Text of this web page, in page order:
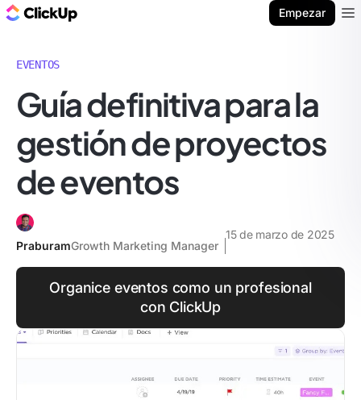
Empezar
EVENTOS
Guía definitiva para la
gestión de proyectos
de eventos
PraburamGrowth Marketing Manager
15 de marzo de 2025
Organice eventos como un profesional
con ClickUp